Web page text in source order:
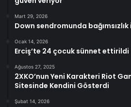
Mart 29, 2026
Down sendromunda
Ocak 14, 2026
Erciş’te 24 çocuk sünnet ettirildi
Ağustos 27, 2025
2XKO’nun Yeni Karakteri Riot
Sitesinde Kendini Gösterdi
Şubat 14, 2026